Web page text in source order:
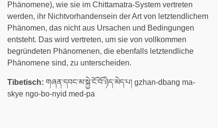
Phänomene), wie sie im Chittamatra-System vertreten
werden, ihr Nichtvorhandensein der Art von letztendlichem
Phänomen, das nicht aus Ursachen und Bedingungen
entsteht. Das wird vertreten, um sie von vollkommen
begründeten Phänomenen, die ebenfalls letztendliche
Phänomene sind, zu unterscheiden.
Tibetisch: གཞན་དབང་མ་སྐྱེ་ངོ་བོ་ཉིད་མེད་པ། gzhan-dbang ma-
skye ngo-bo-nyid med-pa